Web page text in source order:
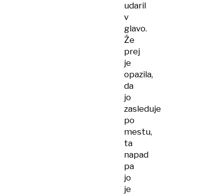
udaril
v
glavo.
Že
prej
je
opazila,
da
jo
zasleduje
po
mestu,
ta
napad
pa
jo
je